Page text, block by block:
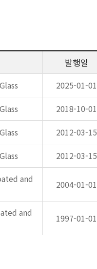
발행일
2025-01-01
2018-10-01
2012-03-15
2012-03-15
and
2004-01-01
and
1997-01-01